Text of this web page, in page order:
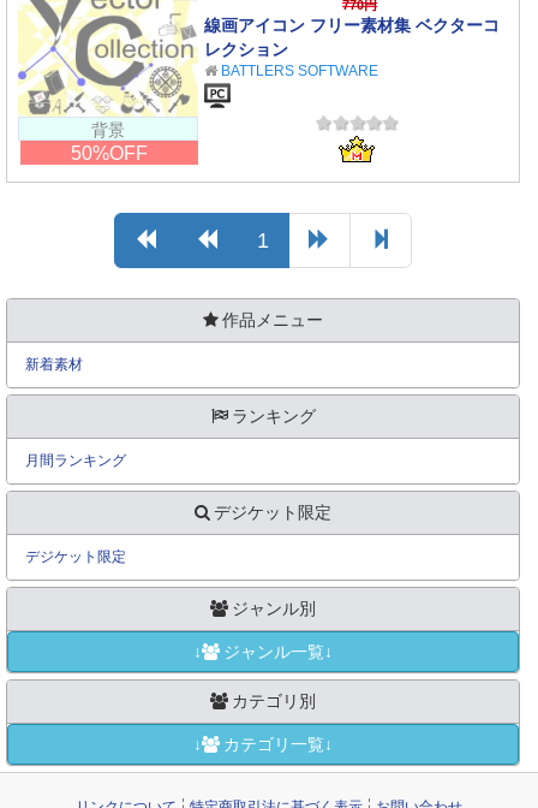
背景
50%OFF
770円
線画アイコン フリー素材集 ベクターコ
レクション
BATTLERS SOFTWARE
1
作品メニュー
新着素材
ランキング
月間ランキング
デジケット限定
デジケット限定
ジャンル別
↓ ジャンル一覧↓
カテゴリ別
↓ カテゴリ一覧↓